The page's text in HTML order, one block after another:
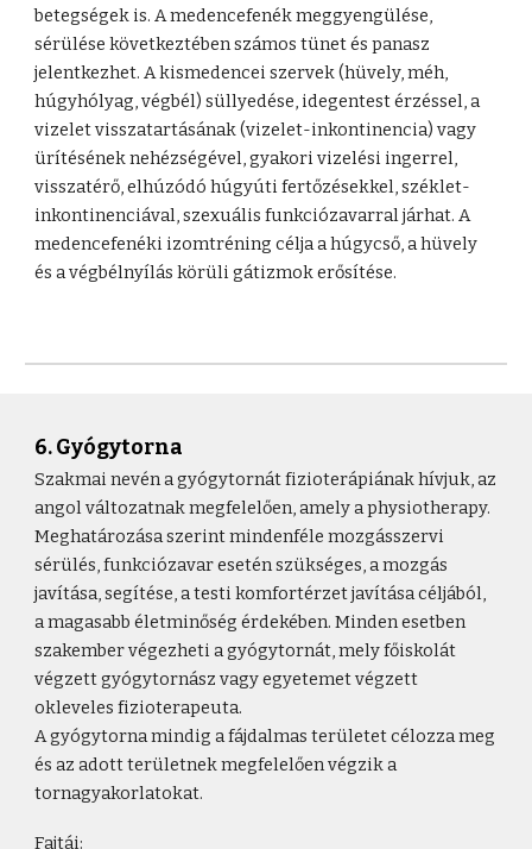
betegségek is. A medencefenék meggyengülése,
sérülése következtében számos tünet és panasz
jelentkezhet. A kismedencei szervek (hüvely, méh,
húgyhólyag, végbél) süllyedése, idegentest érzéssel, a
vizelet visszatartásának (vizelet-inkontinencia) vagy
ürítésének nehézségével, gyakori vizelési ingerrel,
visszatérő, elhúzódó húgyúti fertőzésekkel, széklet-
inkontinenciával, szexuális funkciózavarral járhat. A
medencefenéki izomtréning célja a húgycső, a hüvely
és a végbélnyílás körüli gátizmok erősítése.
6. Gyógytorna
Szakmai nevén a gyógytornát fizioterápiának hívjuk, az
angol változatnak megfelelően, amely a physiotherapy.
Meghatározása szerint mindenféle mozgásszervi
sérülés, funkciózavar esetén szükséges, a mozgás
javítása, segítése, a testi komfortérzet javítása céljából,
a magasabb életminőség érdekében. Minden esetben
szakember végezheti a gyógytornát, mely főiskolát
végzett gyógytornász vagy egyetemet végzett
okleveles fizioterapeuta.
A gyógytorna mindig a fájdalmas területet célozza meg
és az adott területnek megfelelően végzik a
tornagyakorlatokat.
Fajtái: